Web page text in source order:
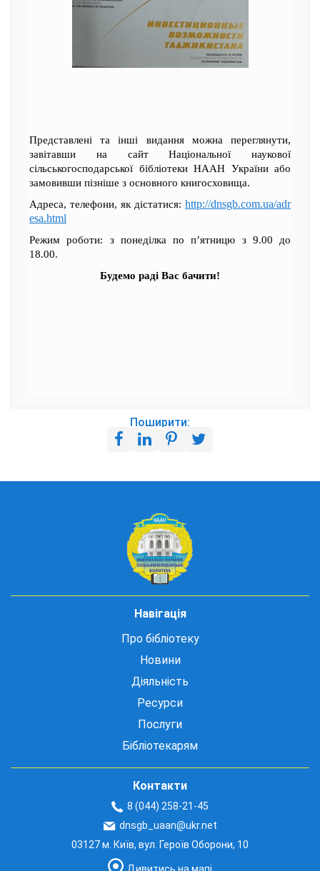
Представлені та інші видання можна переглянути,
завітавши на сайт Національної наукової
сільськогосподарської бібліотеки НААН України або
замовивши пізніше з основного книгосховища.
Адреса, телефони, як дістатися: http://dnsgb.com.ua/adr
esa.html
Режим роботи: з понеділка по п’ятницю з 9.00 до
18.00.
Будемо раді Вас бачити!
Поширити:
Навігація
Про бібліотеку
Новини
Діяльність
Ресурси
Послуги
Бібліотекарям
Контакти
8 (044) 258-21-45
dnsgb_uaan@ukr.net
03127 м. Київ, вул. Героїв Оборони, 10
Дивитись на мапі